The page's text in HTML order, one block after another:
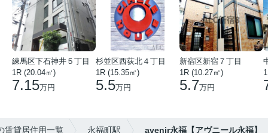
練馬区下石神井５丁目
1R (20.04㎡)
7.15万円
杉並区西荻北４丁目
1R (15.35㎡)
5.5万円
新宿区新宿７丁目
1R (10.27㎡)
5.7万円
賃貸居住用一覧 永福町駅 avenir永福【アヴニール永福】